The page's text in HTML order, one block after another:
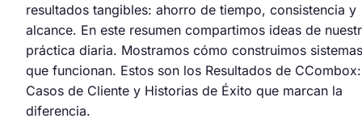
resultados tangibles: ahorro de tiempo, consistencia y
alcance. En este resumen compartimos ideas de
práctica diaria. Mostramos cómo construimos sistemas
que funcionan. Estos son los Resultados de CCombox:
Casos de Cliente y Historias de Éxito que marcan la
diferencia.